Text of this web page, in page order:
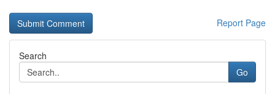
Report Page
Search
Go